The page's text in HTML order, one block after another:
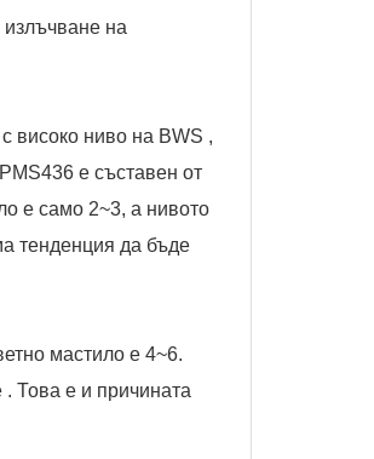
на
високо ниво на BWS ,
е съставен от
е само 2~3, а нивото
тенденция да бъде
мастило е 4~6.
Това е и причината